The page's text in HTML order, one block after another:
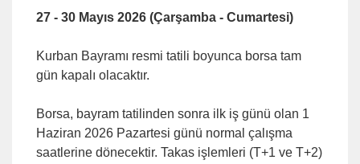
27 - 30 Mayıs 2026 (Çarşamba - Cumartesi)
Kurban Bayramı resmi tatili boyunca borsa tam
gün kapalı olacaktır.
Borsa, bayram tatilinden sonra ilk iş günü olan 1
Haziran 2026 Pazartesi günü normal çalışma
saatlerine dönecektir. Takas işlemleri (T+1 ve T+2)